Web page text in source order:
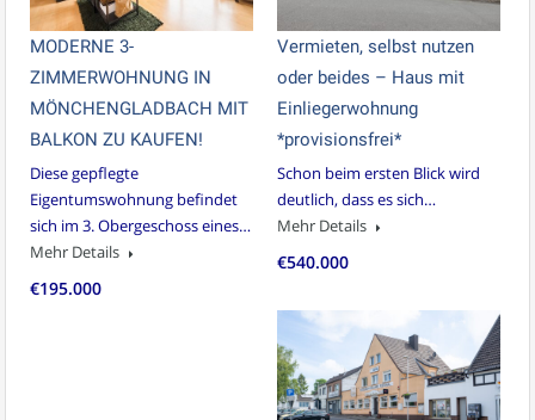
MODERNE 3-
ZIMMERWOHNUNG IN
MÖNCHENGLADBACH MIT
BALKON ZU KAUFEN!
Diese gepflegte
Eigentumswohnung befindet
sich im 3. Obergeschoss eines…
Mehr Details
€195.000
Vermieten, selbst nutzen
oder beides – Haus mit
Einliegerwohnung
*provisionsfrei*
Schon beim ersten Blick wird
deutlich, dass es sich…
Mehr Details
€540.000